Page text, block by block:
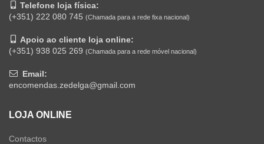
Telefone loja física:
(+351) 222 080 745 (Chamada para a rede fixa nacional)
Apoio ao cliente loja online:
(+351) 938 025 269 (Chamada para a rede móvel nacional)
Email:
encomendas.zedelga@gmail.com
LOJA ONLINE
Contactos